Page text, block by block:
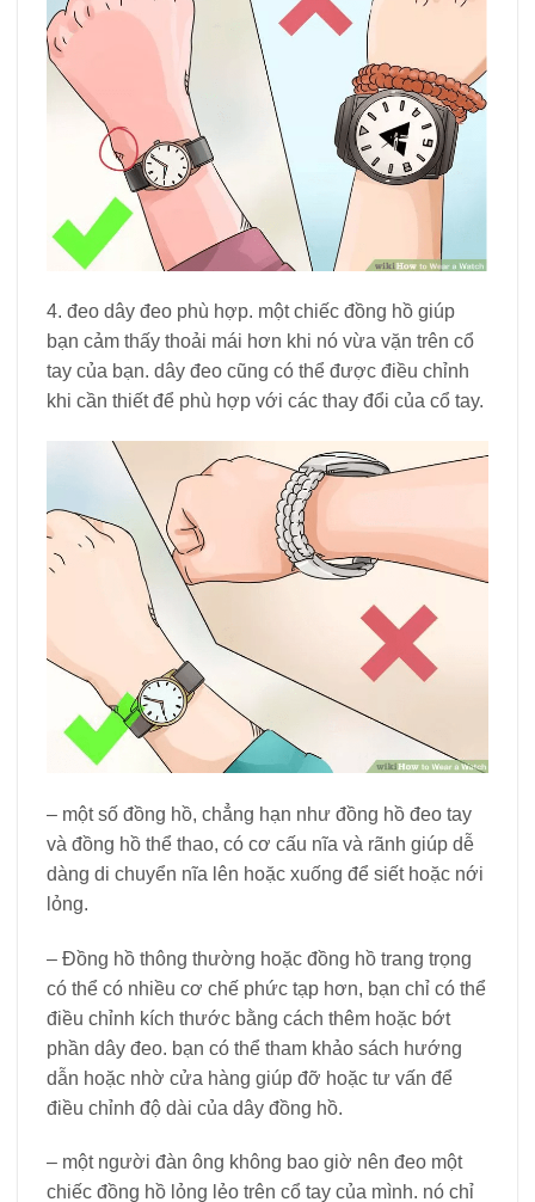
4. đeo dây đeo phù hợp. một chiếc đồng hồ giúp
bạn cảm thấy thoải mái hơn khi nó vừa vặn trên cổ
tay của bạn. dây đeo cũng có thể được điều chỉnh
khi cần thiết để phù hợp với các thay đổi của cổ tay.
– một số đồng hồ, chẳng hạn như đồng hồ đeo tay
và đồng hồ thể thao, có cơ cấu nĩa và rãnh giúp dễ
dàng di chuyển nĩa lên hoặc xuống để siết hoặc nới
lỏng.
– Đồng hồ thông thường hoặc đồng hồ trang trọng
có thể có nhiều cơ chế phức tạp hơn, bạn chỉ có thể
điều chỉnh kích thước bằng cách thêm hoặc bớt
phần dây đeo. bạn có thể tham khảo sách hướng
dẫn hoặc nhờ cửa hàng giúp đỡ hoặc tư vấn để
điều chỉnh độ dài của dây đồng hồ.
– một người đàn ông không bao giờ nên đeo một
chiếc đồng hồ lỏng lẻo trên cổ tay của mình. nó chỉ